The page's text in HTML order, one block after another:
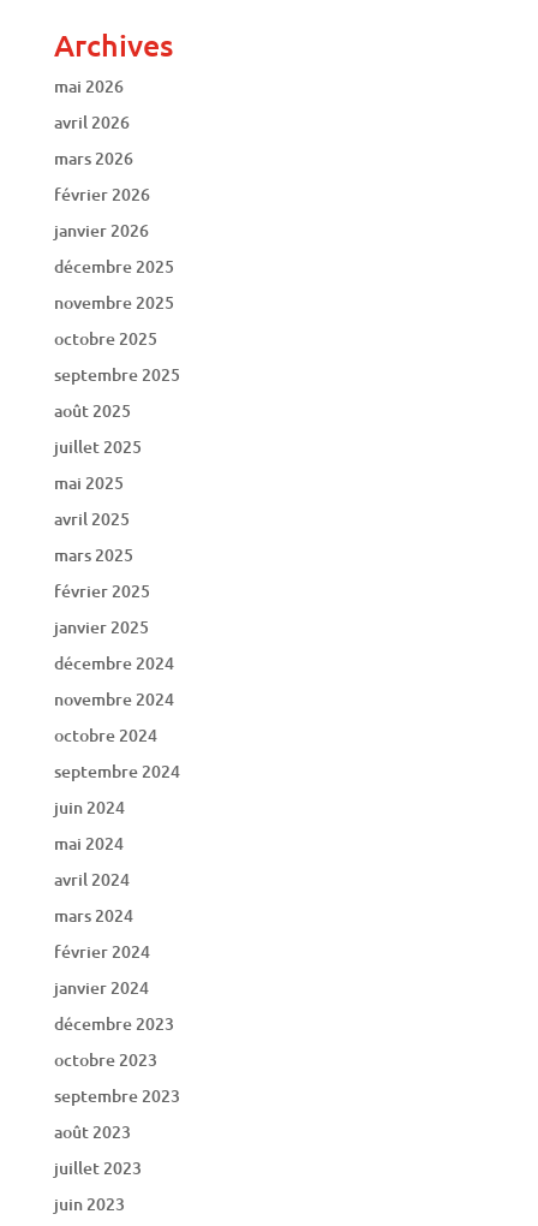
Archives
mai 2026
avril 2026
mars 2026
février 2026
janvier 2026
décembre 2025
novembre 2025
octobre 2025
septembre 2025
août 2025
juillet 2025
mai 2025
avril 2025
mars 2025
février 2025
janvier 2025
décembre 2024
novembre 2024
octobre 2024
septembre 2024
juin 2024
mai 2024
avril 2024
mars 2024
février 2024
janvier 2024
décembre 2023
octobre 2023
septembre 2023
août 2023
juillet 2023
juin 2023